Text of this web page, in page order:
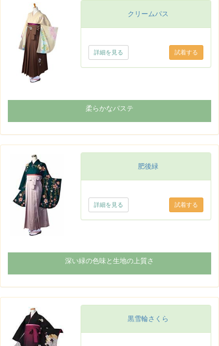
クリームパス
詳細を見る
柔らかなパステ
肥後緑
詳細を見る
深い緑の色味と生地の上質さ
黒雪輪さくら